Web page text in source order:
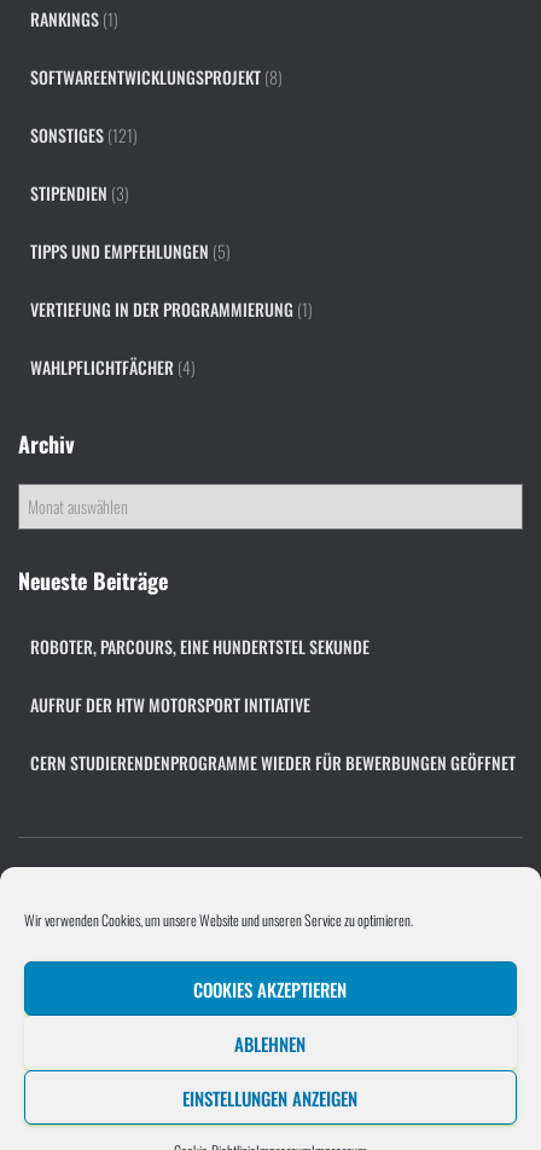
Wir verwenden Cookies, um unsere Website und unseren Service zu optimieren.
COOKIES AKZEPTIEREN
ABLEHNEN
EINSTELLUNGEN ANZEIGEN
RANKINGS(1)
SOFTWAREENTWICKLUNGSPROJEKT(8)
SONSTIGES(121)
STIPENDIEN (3)
TIPPS UND EMPFEHLUNGEN (5)
VERTIEFUNG IN DER PROGRAMMIERUNG (1)
WAHLPFLICHTFÄCHER(4)
Archiv
r
h
Neueste Beiträge
ROBOTER, PARCOURS, EINE HUNDERTSTEL SEKUNDE
AUFRUF DER HTW MOTORSPORT INITIATIVE
CERN STUDIERENDENPROGRAMME WIEDER FÜR BEWERBUNGEN GEÖFFNET
UNTERNEHMEN
Hestia | Entwickelt vonThemeIsle